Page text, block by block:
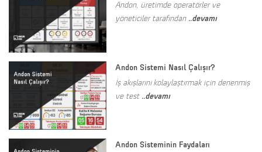
Andon, üretimde operatörler ve
yöneticiler tarafından ..devamı
Andon Sistemi Nasıl Çalışır?
İş akışlarını kolaylaştırmak için denenmiş
ve test ..devamı
Andon Sisteminin Faydaları